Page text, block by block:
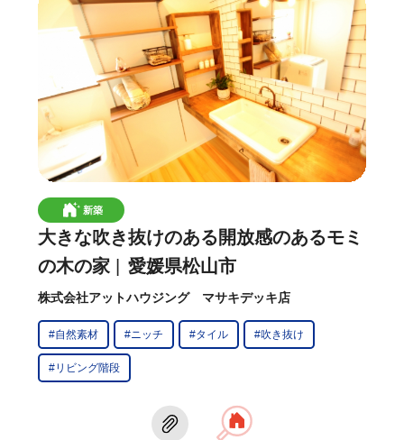
新築
大きな吹き抜けのある開放感のあるモミ
の木の家
愛媛県松山市
株式会社アットハウジング マサキデッキ店
#自然素材 #ニッチ #タイル #吹き抜け
#リビング階段